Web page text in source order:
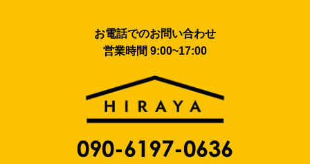
お電話でのお問い合わせ
営業時間 9:00~17:00
090-6197-0636